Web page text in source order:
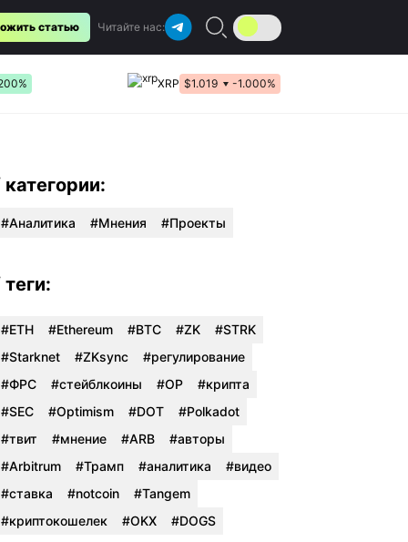
статью Читайте нас:
XRP $1.019 -1.000%
категории:
Аналитика Мнения Проекты
теги:
#ETH #Ethereum #BTC #ZK
#STRK
#Starknet
#ZKsync
#регулирование
#ФРС
#стейблкоины #OP
#крипта
#SEC
#Optimism #DOT
#Polkadot
#твит
#мнение #ARB
#авторы
#Arbitrum
#Трамп #аналитика
#видео
#ставка
#notcoin
#Tangem
#криптокошелек
#OKX #DOGS